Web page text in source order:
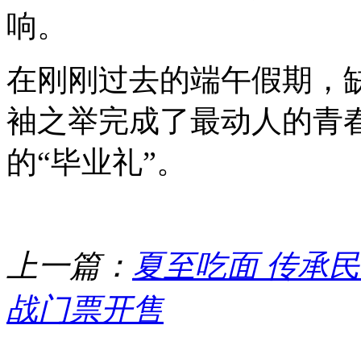
响。
在刚刚过去的端午假期，
袖之举完成了最动人的
的“毕业礼”。
上一篇： 夏至吃面 传承
战门票开售